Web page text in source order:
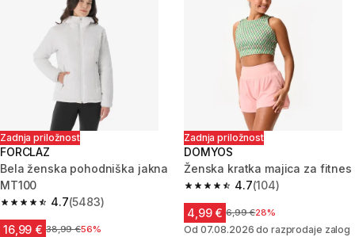
Zadnja priložnost
FORCLAZ
Bela ženska pohodniška jakna
MT100
4.7
4.7 od 5 zvezdic from 5483 ocene
(5483)
16,99 € Cena pred znižanjem
38,99 €56%
Zadnja priložnost
DOMYOS
Ženska kratka majica za fitnes
4.7
4.7 od 5 zvezdic from 104
(104)
4,99 € Cena pred znižanjem
6,99 €28%
Od 07.08.2026 do razprodaje zalog